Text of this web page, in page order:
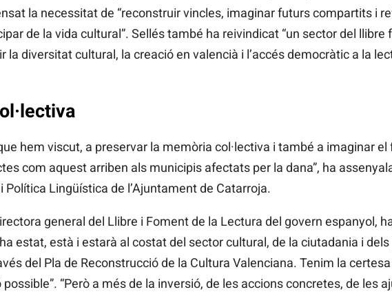
la necessitat de “reconstruir vincles, imaginar futurs compartits i
de la vida cultural”. Sellés també ha reivindicat “un sector del llibre
la diversitat cultural, la creació en valencià i l’accés democràtic a la
hem viscut, a preservar la memòria col·lectiva i també a imaginar el
com aquest arriben als municipis afectats per la dana”, ha
Política Lingüística de l’Ajuntament de Catarroja.
general del Llibre i Foment de la Lectura del govern espanyol,
estat, està i estarà al costat del sector cultural, de la ciutadania i
del Pla de Reconstrucció de la Cultura Valenciana. Tenim la
“Però a més de la inversió, de les accions concretes, de les